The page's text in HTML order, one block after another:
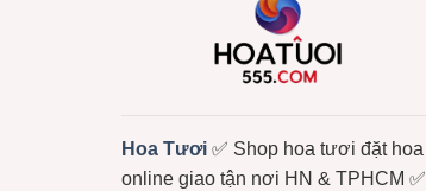
Hoa Tươi ✅ Shop hoa tươi đặt hoa
online giao tận nơi HN & TPHCM ✅